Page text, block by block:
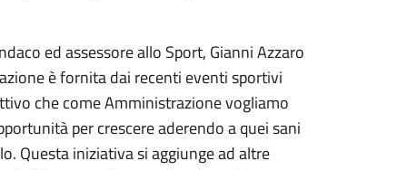
ed assessore allo Sport, Gianni Azzaro
è fornita dai recenti eventi sportivi
che come Amministrazione vogliamo
per crescere aderendo a quei sani
Questa iniziativa si aggiunge ad altre